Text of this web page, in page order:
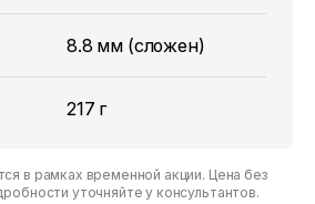
8.8 мм (сложен)
217 г
в рамках временной акции. Цена без
уточняйте у консультантов.